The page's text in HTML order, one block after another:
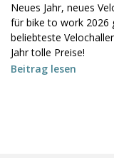
Neues Jahr, neues
für bike to work 2026
beliebteste
Jahr tolle Preise!
Beitrag lesen